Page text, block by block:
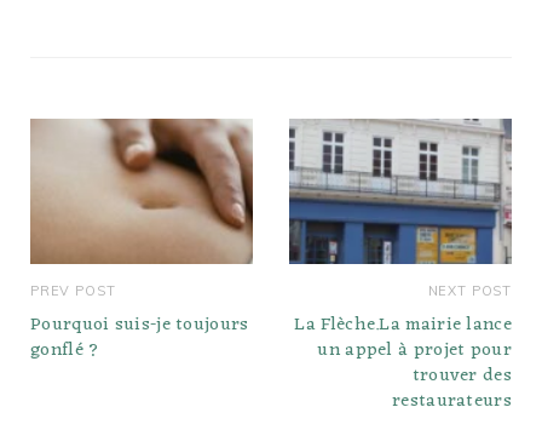
PREV POST
Pourquoi suis-je toujours
gonflé ?
NEXT POST
La Flèche.La mairie lance
un appel à projet pour
trouver des
restaurateurs